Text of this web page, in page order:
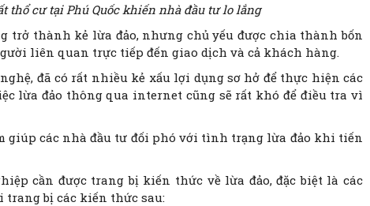
thổ cư tại Phú Quốc khiến nhà đầu tư lo lắng
trở thành kẻ lừa đảo, nhưng chủ yếu được chia thành bốn
liên quan trực tiếp đến giao dịch và cả khách hàng.
đã có rất nhiều kẻ xấu lợi dụng sơ hở để thực hiện các
lừa đảo thông qua internet cũng sẽ rất khó để điều tra vì
giúp các nhà đầu tư đối phó với tình trạng lừa đảo khi tiến
cần được trang bị kiến thức về lừa đảo, đặc biệt là các
bị các kiến thức sau: